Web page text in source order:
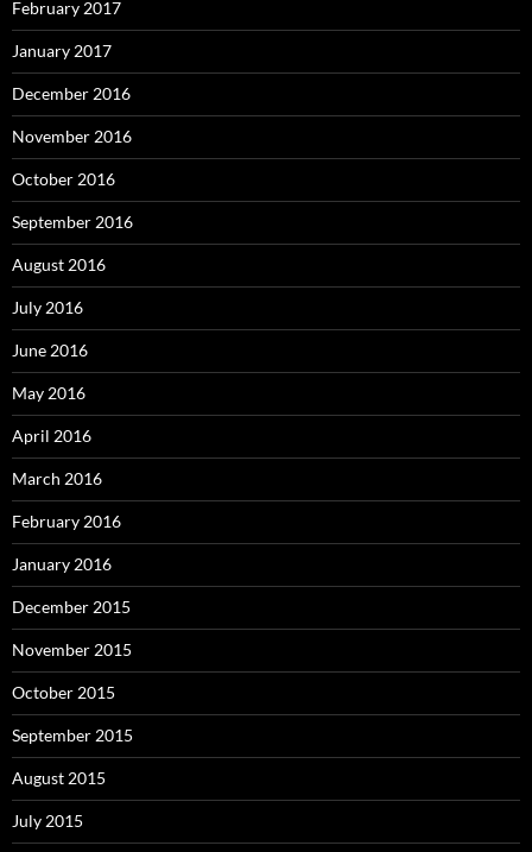
February 2017
January 2017
December 2016
November 2016
October 2016
September 2016
August 2016
July 2016
June 2016
May 2016
April 2016
March 2016
February 2016
January 2016
December 2015
November 2015
October 2015
September 2015
August 2015
July 2015